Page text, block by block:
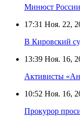
Минюст России
17:31 Ноя. 22,
В Кировский
13:39 Ноя. 16,
Активисты
10:52 Ноя. 16,
Прокурор